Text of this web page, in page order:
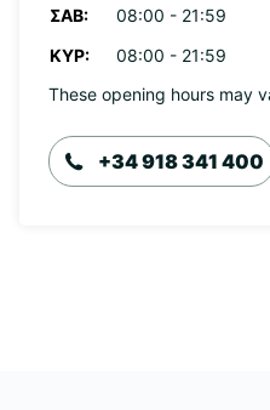
ΣΆΒ:
08:00 - 21:59
ΚΥΡ:
08:00 - 21:59
These opening hours may
+34 918 341 400